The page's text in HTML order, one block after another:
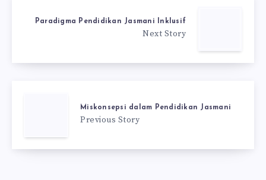
Paradigma Pendidikan Jasmani Inklusif
Next Story
Miskonsepsi dalam Pendidikan Jasmani
Previous Story